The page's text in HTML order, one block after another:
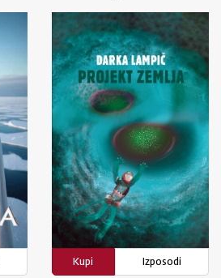
Kupi
Izposodi